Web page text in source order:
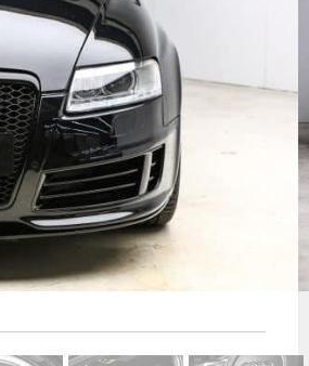
frenler, ABT karbon difizör,
olan bir otomobildir.